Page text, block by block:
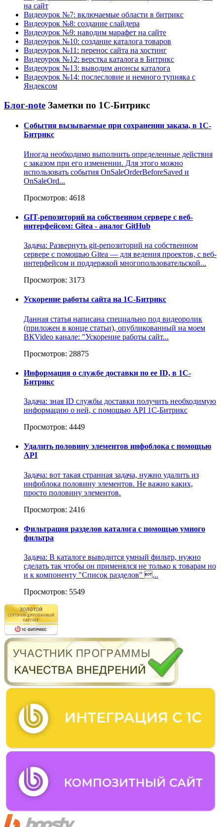
на сайт
Видеоурок №7: включаемые области в битрикс
Видеоурок №8: создание слайдера
Видеоурок №9: наводим марафет на сайте
Видеоурок №10: создание каталога товаров
Видеоурок №11: перенос сайта на хостинг
Видеоурок №12: верстка каталога в Битрикс
Видеоурок №13: выводим анонсы каталога
Видеоурок №14: послесловие и немного тупняка с
Яндексом
Блог-note Заметки по 1С-Битрикс
События вызываемые при сохранении заказа, в 1С-
Битрикс
Иногда необходимо выполнить определенные действия
с заказом при его изменении. Для этого можно
использовать события OnSaleOrderBeforeSaved и
OnSaleOrd...
Просмотров: 4618
GIT-репозиторий на собственном сервере с веб-
интерфейсом: Gitea - аналог GitHub
Задача: Развернуть git-репозиторий на собственном
сервере с помощью Gitea — для ведения проектов, с веб-
интерфейсом и поддержкой многопользовательской...
Просмотров: 3173
Ускорение работы сайта на 1С-Битрикс
Данная статья написана специально под видеоролик
(приложен в конце статьи), опубликованный на моем
ВКVideo канале: "Ускорение работы сайт...
Просмотров: 28875
Информация о службе доставки по ее ID, в 1С-
Битрикс
Задача: зная ID службы доставки получить необходимую
информацию о ней, с помощью API 1С-Битрикс
Просмотров: 4449
Удалить половину элементов инфоблока с помощью
API
Задача: вот такая странная задача, нужно удалить из
инфоблока половину элементов. Не важно каких,
просто половину элементов.
Просмотров: 2416
Фильтрация разделов каталога с помощью умного
фильтра
Задача: В каталоге выводится умный фильтр, нужно
сделать так чтобы он применялся не только к товарам но
и к компоненту "Список разделов" ...
Просмотров: 5549